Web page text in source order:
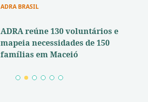
ADRA BRASIL
ADRA reúne 130 voluntários e
mapeia necessidades de 150
famílias em Maceió
3 4 5 6